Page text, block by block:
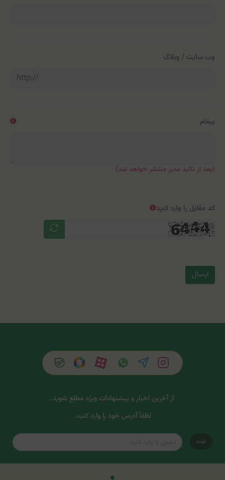
وب سایت / وبلاگ
پیغام
(بعد از تائید مدیر منتشر خواهد شد)
کد مقابل را وارد کنید
ارسال
از آخرین اخبار و پیشنهادات ویژه مطلع شوید.
لطفاً آدرس خود را وارد کنید.
ثبت